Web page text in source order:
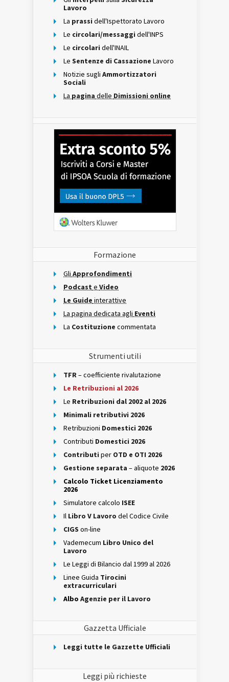
Lavoro
La prassi dell'Ispettorato Lavoro
Le circolari/messaggi dell'INPS
Le circolari dell'INAIL
Le Sentenze di Cassazione Lavoro
Notizie sugli Ammortizzatori
Sociali
La pagina delle Dimissioni online
Formazione
Gli Approfondimenti
Podcast e Video
Le Guide interattive
La pagina dedicata agli Eventi
La Costituzione commentata
Strumenti utili
TFR– coefficiente rivalutazione
Le Retribuzioni al 2026
Le Retribuzioni dal 2002 al 2026
Minimali retributivi 2026
Retribuzioni Domestici 2026
Contributi Domestici 2026
Contributi per OTD e OTI 2026
Gestione separata – aliquote 2026
Calcolo Ticket Licenziamento
2026
Simulatore calcolo ISEE
Il Libro V Lavoro del Codice Civile
CIGS on-line
Vademecum Libro Unico del
Lavoro
Le Leggi di Bilancio dal 1999 al 2026
Linee Guida Tirocini
extracurriculari
Albo Agenzie per il Lavoro
Gazzetta Ufficiale
Leggi tutte le Gazzette Ufficiali
Leggi più richieste